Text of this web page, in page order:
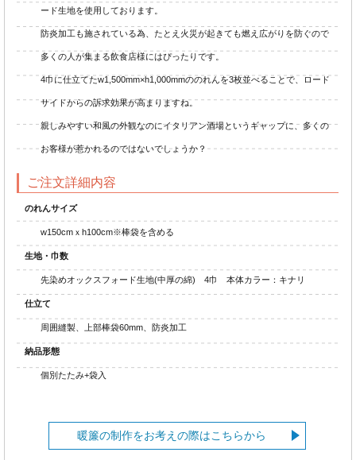
ード生地を使用しております。
防炎加工も施されている為、たとえ火災が起きても燃え広がりを防ぐので
多くの人が集まる飲食店様にはぴったりです。
4巾に仕立てたw1,500mm×h1,000mmののれんを3枚並べることで、ロード
サイドからの訴求効果が高まりますね。
親しみやすい和風の外観なのにイタリアン酒場というギャップに、多くの
お客様が惹かれるのではないでしょうか？
ご注文詳細内容
のれんサイズ
w150cmｘh100cm※棒袋を含める
生地・巾数
先染めオックスフォード生地(中厚の綿) 4巾 本体カラー：キナリ
仕立て
周囲縫製、上部棒袋60mm、防炎加工
納品形態
個別たたみ+袋入
暖簾の制作をお考えの際はこちらから